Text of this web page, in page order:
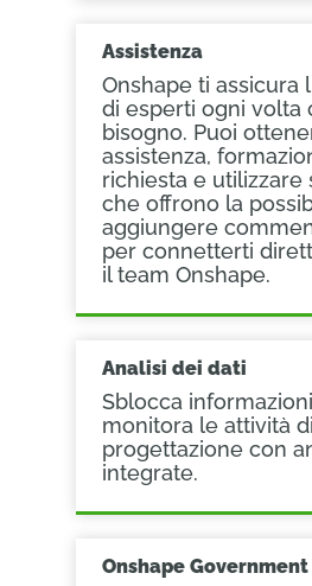
Assistenza
Onshape ti assicura
di esperti ogni volta
bisogno. Puoi
assistenza,
richiesta e utilizzare
che offrono la
aggiungere
per connetterti
il team Onshape.
Analisi dei dati
Sblocca
monitora le attività di
progettazione con
integrate.
Onshape Government